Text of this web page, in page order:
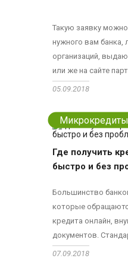
Такую заявку
нужного вам банка,
организаций,
или же на сайте
05.09.2018
Микрокредиты
Где получить
быстро и без
Большинство
которые
кредита онлайн,
документов.
07.09.2018